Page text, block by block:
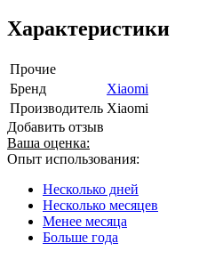
Характеристики
Прочие
Бренд
Xiaomi
Производитель Xiaomi
Добавить отзыв
Ваша оценка:
Опыт использования:
Несколько дней
Несколько месяцев
Менее месяца
Больше года